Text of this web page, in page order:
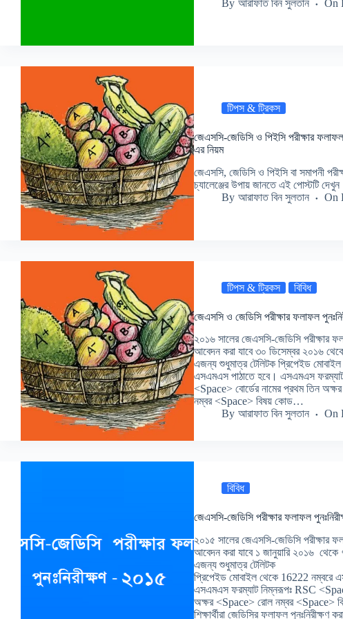
By আরাফাত বিন সুলতান On
টিপস & ট্রিকস
জেএসসি-জেডিসি ও পিইসি পরীক্ষার ফলাফল
এর নিয়ম
জেএসসি, জেডিসি ও পিইসি বা সমাপনী
চ্যালেঞ্জের উপায় জানতে এই পোস্টটি
By আরাফাত বিন সুলতান On
টিপস & ট্রিকস বিবিধ
জেএসসি ও জেডিসি পরীক্ষার ফলাফল
২০১৬ সালের জেএসসি-জেডিসি পরীক্ষার
আবেদন করা যাবে ৩০ ডিসেম্বর ২০১৬
এজন্য শুধুমাত্র টেলিটক প্রিপেইড
এসএমএস পাঠাতে হবে। এসএমএস
<Space> বোর্ডের নামের প্রথম তিন
নম্বর <Space> বিষয় কোড…
By আরাফাত বিন সুলতান On
বিবিধ
জেএসসি-জেডিসি পরীক্ষার ফলাফল
২০১৫ সালের জেএসসি-জেডিসি পরীক্ষার
আবেদন করা যাবে ১ জানুয়ারি ২০১৬ থেকে
এজন্য শুধুমাত্র টেলিটক
প্রিপেইড মোবাইল থেকে 16222 নম্বরে
এসএমএস ফরম্যাট নিম্নরূপঃ RSC
অক্ষর <Space> রোল নম্বর <Space>
শিক্ষার্থীরা জেডিসির ফলাফল পুনঃনিরীক্ষণ